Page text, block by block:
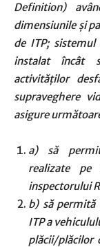
Definition)
dimensiunile şi
de ITP;
instalat încât
activităţilor
supraveghere
asigure
a) să
realizate pe
inspectorului
b) să permită
ITP a
plăcii/plăcilor